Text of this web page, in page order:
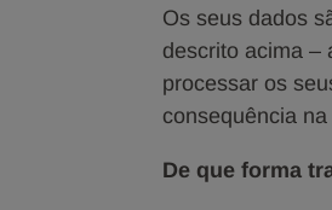
Os seus dados
descrito acima –
processar os
consequência
De que forma